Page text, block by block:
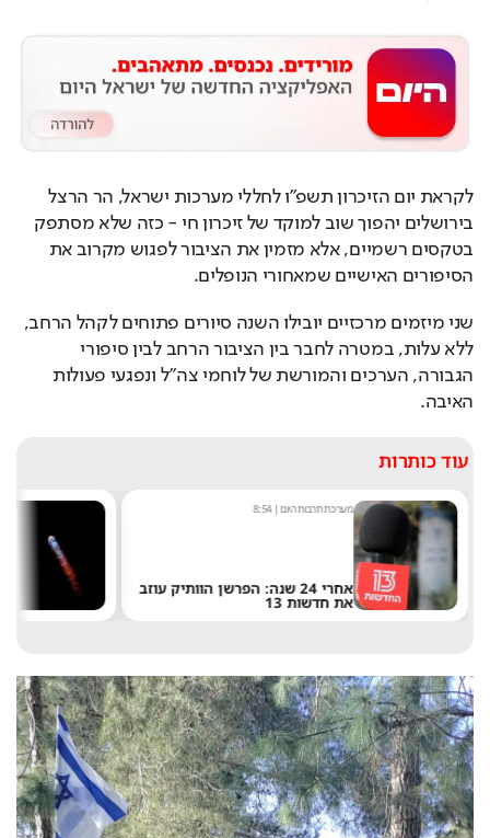
לקראת יום הזיכרון תשפ״ו לחללי מערכות ישראל, הר הרצל
הסיפורים האישיים שמאחורי הנופלים.
האיבה.
עוד כותרות
מערכת תרבות היום|
8:54
אחרי 24 שנה: הפרשן הוותיק עוזב
את חדשות 13